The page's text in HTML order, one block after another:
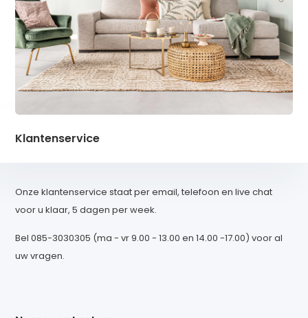
Klantenservice
Onze klantenservice staat per email, telefoon en live chat
voor u klaar, 5 dagen per week.
Bel 085-3030305 (ma - vr 9.00 - 13.00 en 14.00 -17.00) voor al
uw vragen.